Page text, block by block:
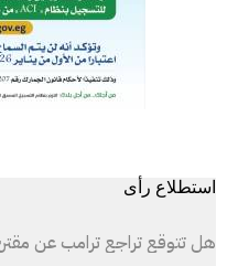
استطلاع رأى
هل تتوقع تراجع ترامب عن